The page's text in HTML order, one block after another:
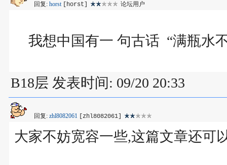
回复: horst [horst] 论坛用户
我想中国有一 句古话 “满瓶水
B18层 发表时间: 09/20 20:33
回复: zhl8082061 [zhl8082061]
大家不妨宽容一些,这篇文章还可